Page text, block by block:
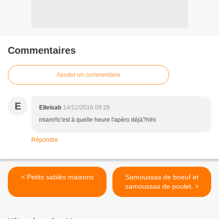
Commentaires
Ajouter un commentaire
E Elleisab 14/12/2016 09:28
miam!!!c'est à quelle heure l'apéro déjà?hihi
Répondre
< Petits sablés maisons
Samoussas de boeuf et
samoussas de poulet. >